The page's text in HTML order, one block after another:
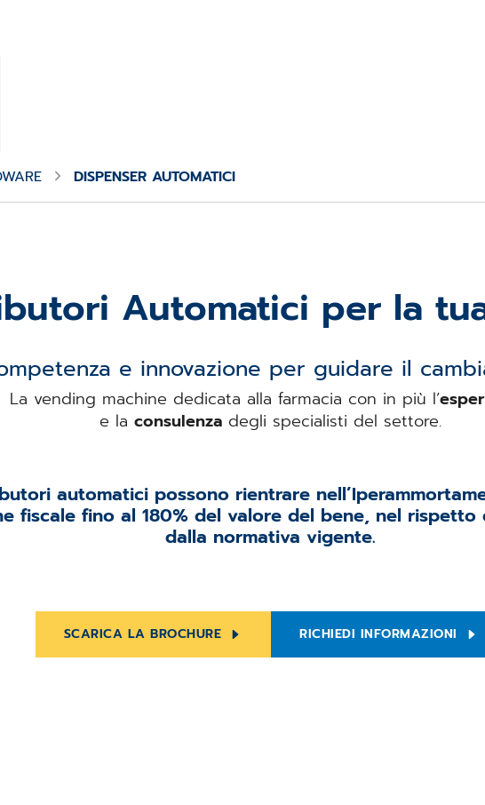
DISPENSER AUTOMATICI
Automatici per la
e innovazione per guidare il
La vending machine dedicata alla farmacia con in più l’
e laconsulenza degli specialisti del settore.
automatici possono rientrare
fiscale fino al 180% del valore del bene, nel
dalla normativa vigente.
SCARICA LA BROCHURE RICHIEDI INFORMAZIONI